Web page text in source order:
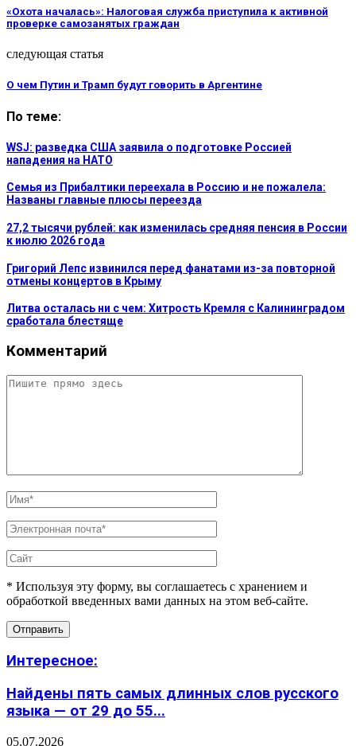
«Охота началась»: Налоговая служба приступила к активной
проверке самозанятых граждан
следующая статья
О чем Путин и Трамп будут говорить в Аргентине
По теме:
WSJ: разведка США заявила о подготовке Россией
нападения на НАТО
Семья из Прибалтики переехала в Россию и не пожалела:
Названы главные плюсы переезда
27,2 тысячи рублей: как изменилась средняя пенсия в России
к июлю 2026 года
Григорий Лепс извинился перед фанатами из-за повторной
отмены концертов в Крыму
Литва осталась ни с чем: Хитрость Кремля с Калининградом
сработала блестяще
Комментарий
* Используя эту форму, вы соглашаетесь с хранением и
обработкой введенных вами данных на этом веб-сайте.
Интересное:
Найдены пять самых длинных слов русского
языка — от 29 до 55...
05.07.2026